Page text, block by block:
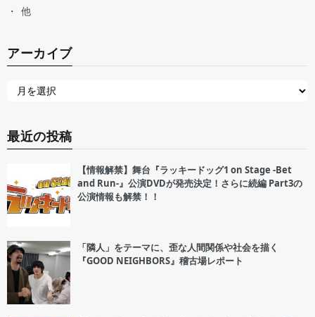
他
アーカイブ
最近の投稿
【情報解禁】舞台『ラッキードッグ1 on Stage -Bet
and Run-』公演DVDが発売決定！さらに続編 Part3の
公演情報も解禁！！
「隣人」をテーマに、歪な人間関係や社会を描く
『GOOD NEIGHBORS』稽古場レポート